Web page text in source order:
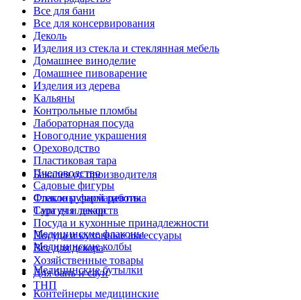
Все для бани
Все для консервирования
Деколь
Изделия из стекла и стеклянная мебель
Домашнее виноделие
Домашнее пивоварение
Изделия из дерева
Кальяны
Контрольные пломбы
Лабораторная посуда
Новогодние украшения
Ореховодство
Пластиковая тара
Пчеловодство
Садовые фигуры
Стекло ручной работы
Сургуч и декор
Посуда и кухонные принадлежности
Посуда и кухонные аксессуары
Все для декора
Хозяйственные товары
Для бань и саун
ТНП
Бакалея от производителя
Флаконы фармацевтика
Тара для лекарств
Медицинские флаконы
Медицинские колбы
Медицинские бутылки
Контейнеры медицинские